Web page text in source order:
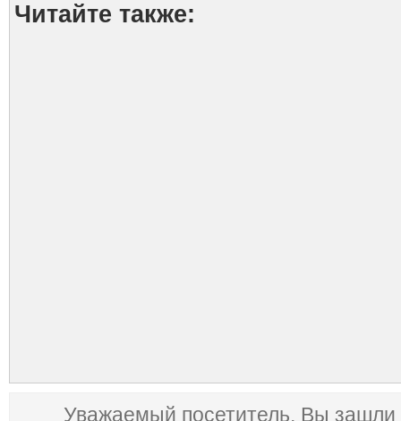
Читайте также:
Уважаемый посетитель, Вы зашли